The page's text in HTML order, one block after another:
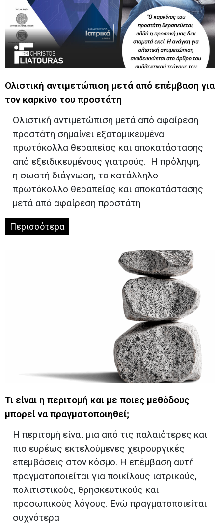
Ολιστική αντιμετώπιση μετά από επέμβαση για
τον καρκίνο του προστάτη
Ολιστική αντιμετώπιση μετά από αφαίρεση
προστάτη σημαίνει εξατομικευμένα
πρωτόκολλα θεραπείας και αποκατάστασης
από εξειδικευμένους γιατρούς. Η πρόληψη,
η σωστή διάγνωση, το κατάλληλο
πρωτόκολλο θεραπείας και αποκατάστασης
μετά από αφαίρεση προστάτη
Περισσότερα
Τι είναι η περιτομή και με ποιες μεθόδους
μπορεί να πραγματοποιηθεί;
Η περιτομή είναι μια από τις παλαιότερες και
πιο ευρέως εκτελούμενες χειρουργικές
επεμβάσεις στον κόσμο. Η επέμβαση αυτή
πραγματοποιείται για ποικίλους ιατρικούς,
πολιτιστικούς, θρησκευτικούς και
προσωπικούς λόγους. Ενώ πραγματοποιείται
συχνότερα
Υπηρεσίες*
Το μήνυμά σας*